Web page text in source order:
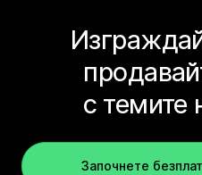
с темите
Започнете